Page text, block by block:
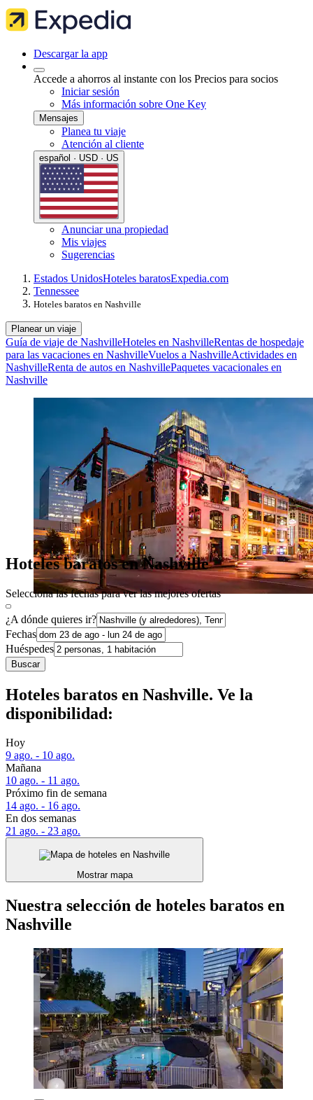
Descargar la app
Accede a ahorros al instante con los Precios para socios
Iniciar sesión
Más información sobre One Key
Mensajes
Planea tu viaje
Atención al cliente
español · USD · US
Anunciar una propiedad
Mis viajes
Sugerencias
Estados UnidosHoteles baratosExpedia.com
Tennessee
Hoteles baratos en Nashville
Planear un viaje
Guía de viaje de NashvilleHoteles en NashvilleRentas de hospedaje
para las vacaciones en NashvilleVuelos a NashvilleActividades en
NashvilleRenta de autos en NashvillePaquetes vacacionales en
Nashville
Hoteles baratos en Nashville
Selecciona las fechas para ver las mejores ofertas
¿A dónde quieres ir?
Fechas
Huéspedes
Buscar
Hoteles baratos en Nashville. Ve la
disponibilidad:
Hoy
9 ago. - 10 ago.
Mañana
10 ago. - 11 ago.
Próximo fin de semana
14 ago. - 16 ago.
En dos semanas
21 ago. - 23 ago.
Mostrar mapa
Nuestra selección de hoteles baratos en
Nashville